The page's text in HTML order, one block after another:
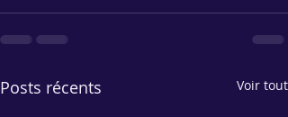
Posts récents Voir tout